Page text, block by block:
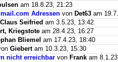
am 18.8.23, 21:23
Adressen von Det63 am
Claus Seifried am 3.5.23, 13:42
Kriegstote am 28.4.23, 16:27
Bliemel am 17.4.23, 18:40
Giebertam 10.3.23, 15:30
nicht erreichbar von Frank am